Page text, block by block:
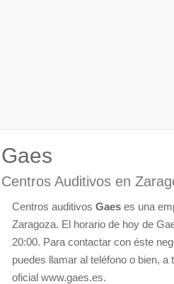
Gaes
Centros Auditivos en
Centros auditivos Gaes es una
Zaragoza. El horario de hoy de
20:00. Para contactar con éste
puedes llamar al teléfono o bien,
oficial www.gaes.es.